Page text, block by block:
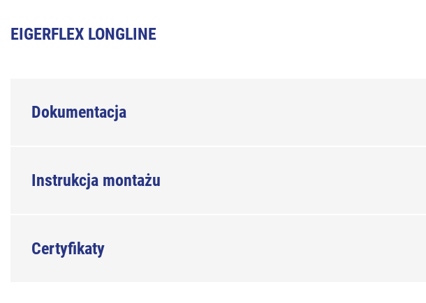
EIGERFLEX LONGLINE
Dokumentacja
Instrukcja montażu
Certyfikaty